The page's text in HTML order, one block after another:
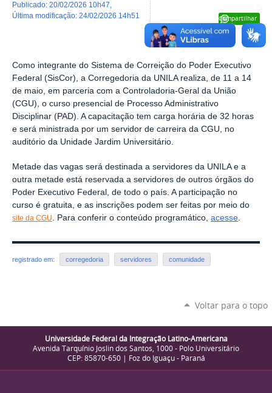
Compartilhar
publicado: 20/02/2026 10h47
última modificação: 24/02/2026 14h51
Como integrante do Sistema de Correição do Poder Executivo
Federal (SisCor), a Corregedoria da UNILA realiza, de 11 a 14
de maio, em parceria com a Controladoria-Geral da União
(CGU), o curso presencial de Processo Administrativo
Disciplinar (PAD). A capacitação tem carga horária de 32 horas
e será ministrada por um servidor de carreira da CGU, no
auditório da Unidade Jardim Universitário.
Metade das vagas será destinada a servidores da UNILA e a
outra metade está reservada a servidores de outros órgãos do
Poder Executivo Federal, de todo o país. A participação no
curso é gratuita, e as inscrições podem ser feitas por meio do
site da CGU. Para conferir o conteúdo programático, acesse.
registrado em: corregedoria servidores comunidade
Voltar para o topo
Universidade Federal da Integração Latino-Americana
Avenida Tarquínio Joslin dos Santos, 1000 - Polo Universitário
CEP: 85870-650 | Foz do Iguaçu - Paraná